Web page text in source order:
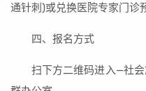
通针刺)或兑换医院专家门诊
四、报名方式
扫下方二维码进入—社